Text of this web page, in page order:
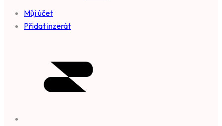
Můj účet
Přidat inzerát